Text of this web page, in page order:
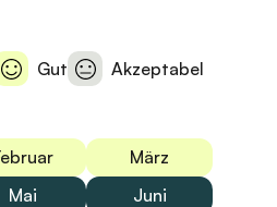
Gut Akzeptabel
März
Mai
Juni